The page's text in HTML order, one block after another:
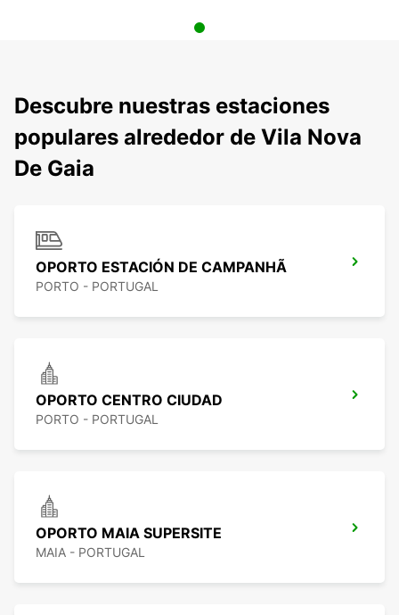
Descubre nuestras estaciones
populares alrededor de Vila Nova
De Gaia
OPORTO ESTACIÓN DE CAMPANHÃ
PORTO - PORTUGAL
OPORTO CENTRO CIUDAD
PORTO - PORTUGAL
OPORTO MAIA SUPERSITE
MAIA - PORTUGAL